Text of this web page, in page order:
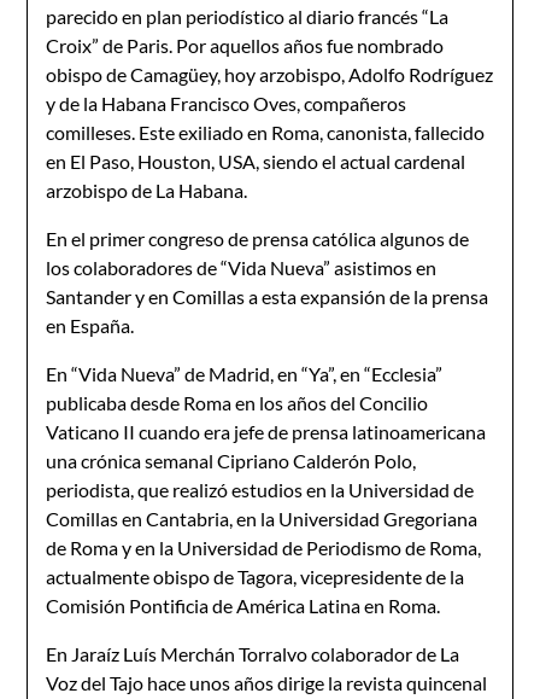
parecido en plan periodístico al diario francés “La
Croix” de Paris. Por aquellos años fue nombrado
obispo de Camagüey, hoy arzobispo, Adolfo Rodríguez
y de la Habana Francisco Oves, compañeros
comilleses. Este exiliado en Roma, canonista, fallecido
en El Paso, Houston, USA, siendo el actual cardenal
arzobispo de La Habana.
En el primer congreso de prensa católica algunos de
los colaboradores de “Vida Nueva” asistimos en
Santander y en Comillas a esta expansión de la prensa
en España.
En “Vida Nueva” de Madrid, en “Ya”, en “Ecclesia”
publicaba desde Roma en los años del Concilio
Vaticano II cuando era jefe de prensa latinoamericana
una crónica semanal Cipriano Calderón Polo,
periodista, que realizó estudios en la Universidad de
Comillas en Cantabria, en la Universidad Gregoriana
de Roma y en la Universidad de Periodismo de Roma,
actualmente obispo de Tagora, vicepresidente de la
Comisión Pontificia de América Latina en Roma.
En Jaraíz Luís Merchán Torralvo colaborador de La
Voz del Tajo hace unos años dirige la revista quincenal